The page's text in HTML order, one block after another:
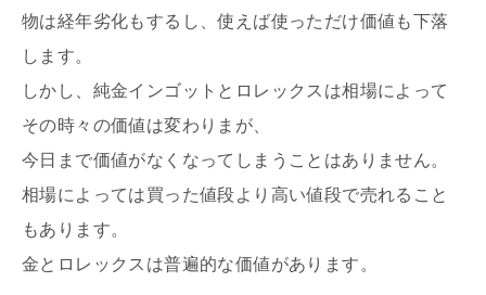
物は経年劣化もするし、使えば使っただけ価値も下落
します。
しかし、純金インゴットとロレックスは相場によって
その時々の価値は変わりまが、
今日まで価値がなくなってしまうことはありません。
相場によっては買った値段より高い値段で売れること
もあります。
金とロレックスは普遍的な価値があります。